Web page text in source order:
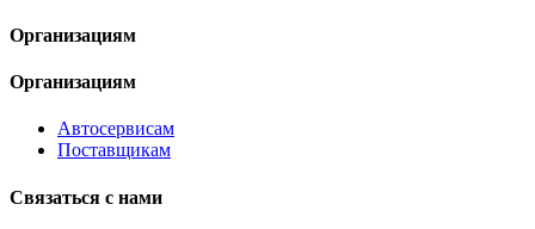
Организациям
Организациям
Автосервисам
Поставщикам
Связаться с нами